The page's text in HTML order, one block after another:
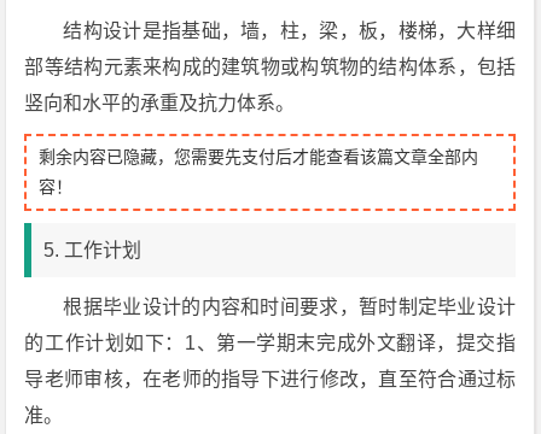
结构设计是指基础，墙，柱，梁，板，楼梯，大样细
部等结构元素来构成的建筑物或构筑物的结构体系，包括
竖向和水平的承重及抗力体系。
剩余内容已隐藏，您需要先支付后才能查看该篇文章全部内
容！
5. 工作计划
根据毕业设计的内容和时间要求，暂时制定毕业设计
的工作计划如下：1、第一学期末完成外文翻译，提交指
导老师审核，在老师的指导下进行修改，直至符合通过标
准。